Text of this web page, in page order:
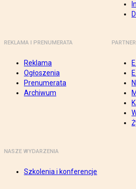
REKLAMA I PRENUMERATA
Reklama
Ogłoszenia
Prenumerata
Archiwum
NASZE WYDARZENIA
Szkolenia i konferencje